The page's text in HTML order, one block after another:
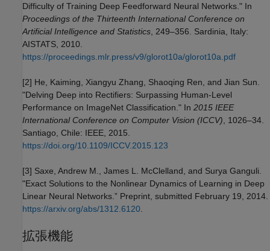
Difficulty of Training Deep Feedforward Neural Networks." In
Proceedings of the Thirteenth International Conference on
Artificial Intelligence and Statistics , 249–356. Sardinia, Italy:
AISTATS, 2010.
https://proceedings.mlr.press/v9/glorot10a/glorot10a.pdf
[2] He, Kaiming, Xiangyu Zhang, Shaoqing Ren, and Jian Sun.
"Delving Deep into Rectifiers: Surpassing Human-Level
Performance on ImageNet Classification." In 2015 IEEE
International Conference on Computer Vision (ICCV) , 1026–34.
Santiago, Chile: IEEE, 2015.
https://doi.org/10.1109/ICCV.2015.123
[3] Saxe, Andrew M., James L. McClelland, and Surya Ganguli.
"Exact Solutions to the Nonlinear Dynamics of Learning in Deep
Linear Neural Networks.” Preprint, submitted February 19, 2014.
https://arxiv.org/abs/1312.6120
拡張機能